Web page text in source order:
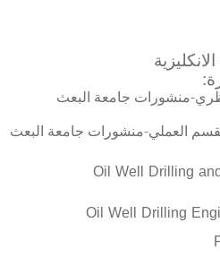
القسم النظري-منشورات جامعة البعث
Oil Well Drilling
Oil Well Drilling